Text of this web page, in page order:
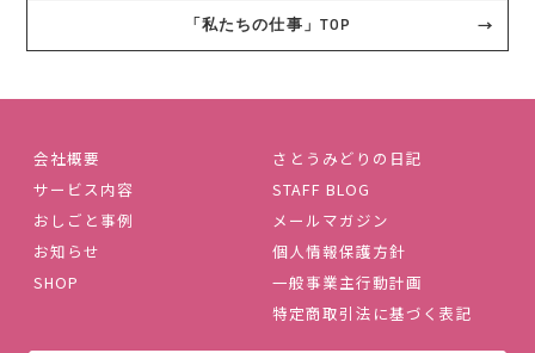
「私たちの仕事」TOP
会社概要
サービス内容
おしごと事例
お知らせ
SHOP
さとうみどりの日記
STAFF BLOG
メールマガジン
個人情報保護方針
一般事業主行動計画
特定商取引法に基づく表記